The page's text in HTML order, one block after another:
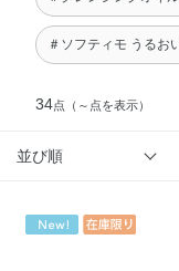
＃ソフティモ うるお
34点 （～点を表示）
並び順